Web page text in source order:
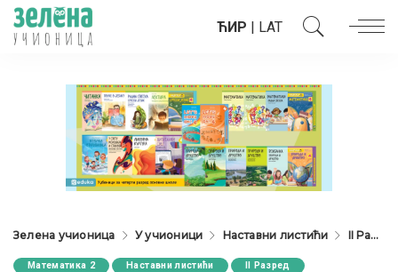
ЋИР | LAT
Зелена учионица У учионици Наставни листићи II Разред
Математика 2 Наставни листићи
II Разред